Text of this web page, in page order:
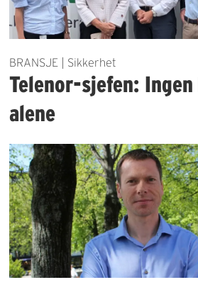
BRANSJE | Sikkerhet
Telenor-sjefen:
alene